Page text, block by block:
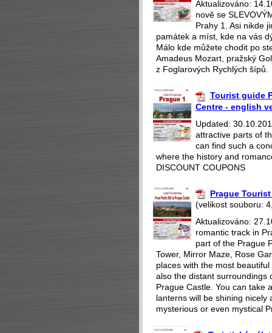
Aktualizováno:
nově se
Prahy 1. Asi nikde
památek a míst, kde na vás
Málo kde můžete chodit po
Amadeus Mozart, pražský
z Foglarových Rychlých šípů.
Tourist guide
Centre - english
Updated:
attractive parts of
can find such a
where the history and
DISCOUNT COUPONS
Prague
(velikost souboru:
Aktualizováno:
romantic track in
part of the Prague
Tower, Mirror Maze, Rose
places with the most
also the distant surroundings
Prague Castle. You can take
lanterns will be shining
mysterious or even mystical